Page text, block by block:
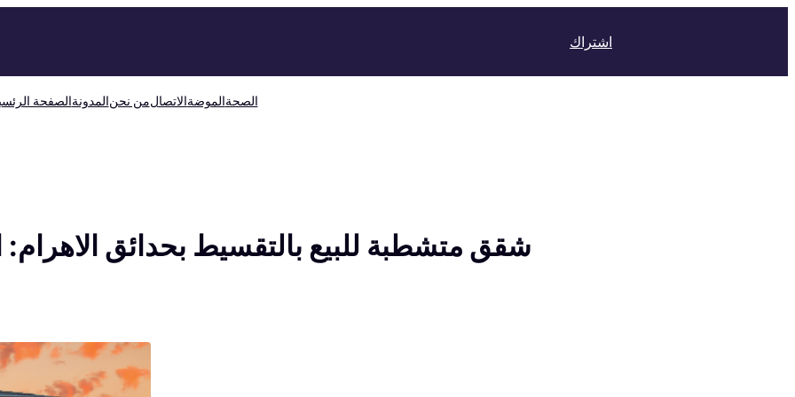
اشتراك
الصفحةالمدونةمن نحنالاتصالالموضةالصحة
شقق متشطبة للبيع بالتقسيط بحدائق الاهرام: